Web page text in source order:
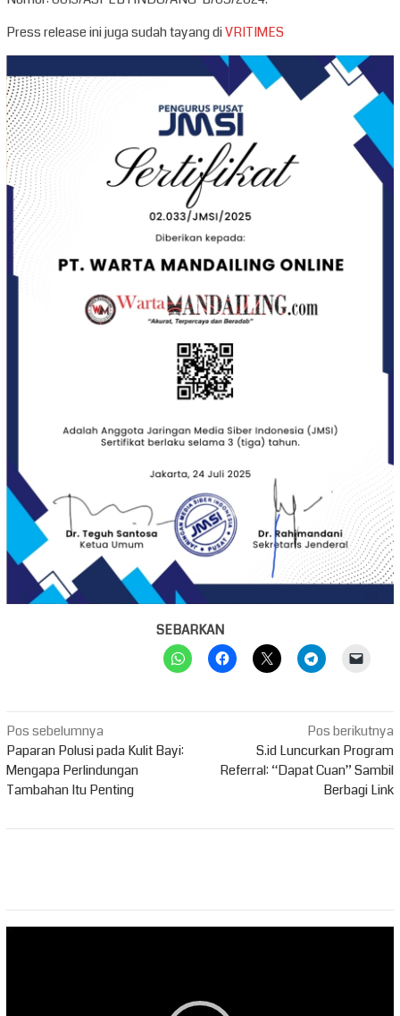
Press release ini juga sudah tayang diVRITIMES
SEBARKAN
Navigasi
pos
Pos sebelumnya
Paparan Polusi pada Kulit Bayi:
Mengapa Perlindungan
Tambahan Itu Penting
Pos berikutnya
S.id Luncurkan Program
Referral: “Dapat Cuan” Sambil
Berbagi Link